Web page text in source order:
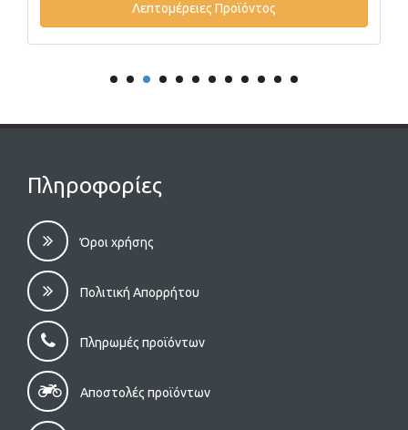
Λεπτομέρειες Προϊόντος
Πληροφορίες
Όροι χρήσης
Πολιτική Απορρήτου
Πληρωμές προϊόντων
Αποστολές προϊόντων